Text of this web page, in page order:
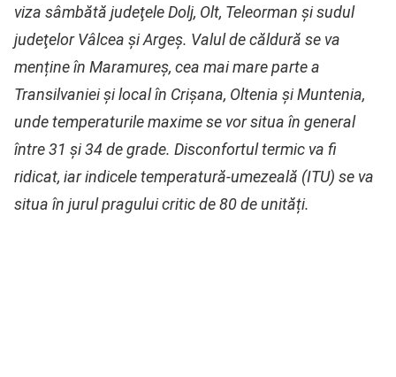
viza sâmbătă judeţele Dolj, Olt, Teleorman şi sudul
judeţelor Vâlcea şi Argeş. Valul de căldură se va
menține în Maramureș, cea mai mare parte a
Transilvaniei și local în Crișana, Oltenia și Muntenia,
unde temperaturile maxime se vor situa în general
între 31 și 34 de grade. Disconfortul termic va fi
ridicat, iar indicele temperatură-umezeală (ITU) se va
situa în jurul pragului critic de 80 de unități.